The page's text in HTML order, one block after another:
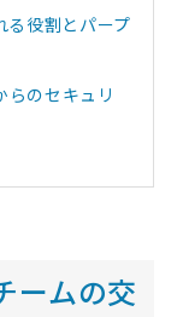
る役割とパープ
らのセキュリ
ームの交